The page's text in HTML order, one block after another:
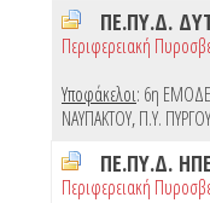
ΠΕ.ΠΥ.Δ.
Περιφερειακή
Υποφάκελοι: 6η ΕΜΟΔΕ
ΝΑΥΠΑΚΤΟΥ,Π.Υ. ΠΥΡΓΟΥ
ΠΕ.ΠΥ.Δ.
Περιφερειακή